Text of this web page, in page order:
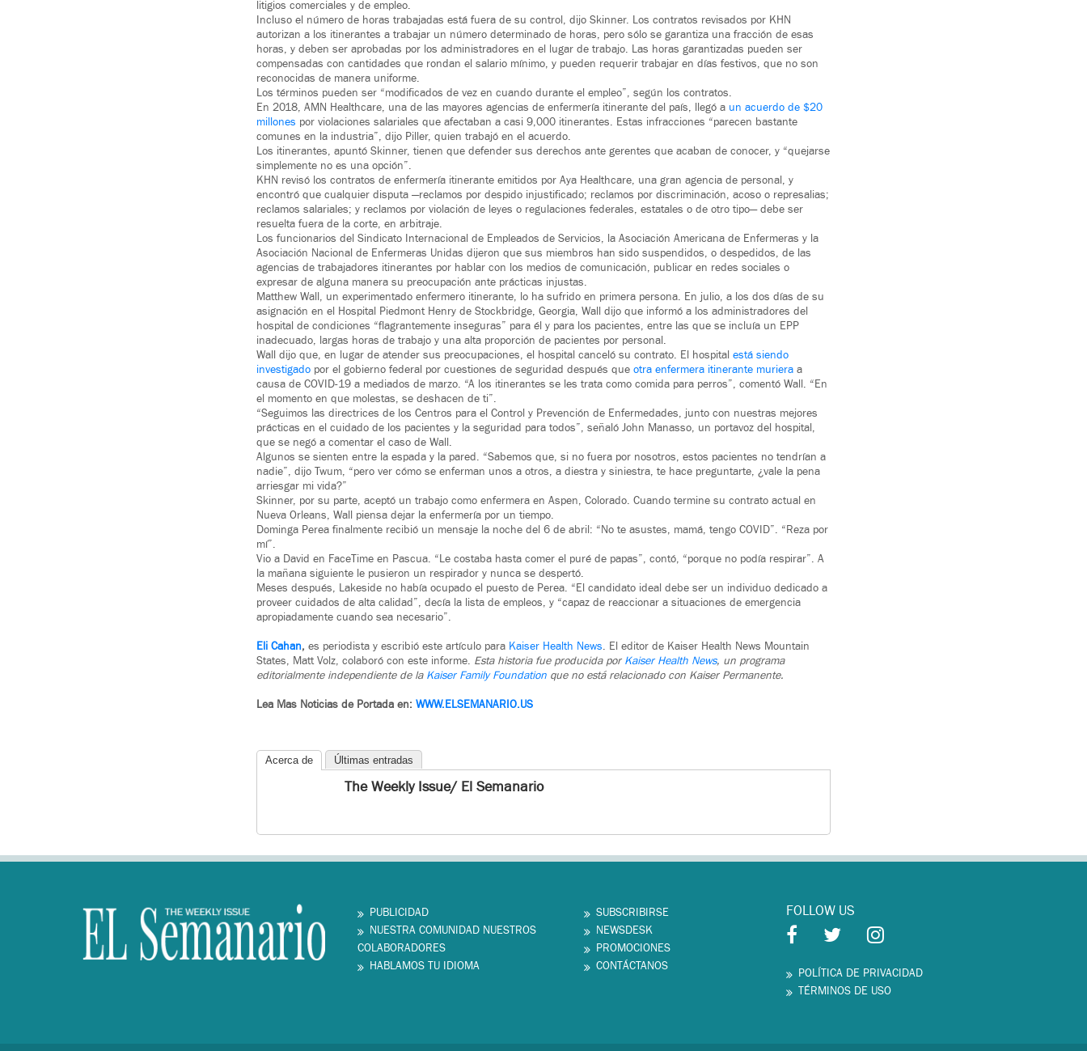
litigios comerciales y de empleo.
Incluso el número de horas trabajadas está fuera de su control, dijo Skinner. Los contratos revisados por KHN
autorizan a los itinerantes a trabajar un número determinado de horas, pero sólo se garantiza una fracción de esas
horas, y deben ser aprobadas por los administradores en el lugar de trabajo. Las horas garantizadas pueden ser
compensadas con cantidades que rondan el salario mínimo, y pueden requerir trabajar en días festivos, que no son
reconocidas de manera uniforme.
Los términos pueden ser “modificados de vez en cuando durante el empleo”, según los contratos.
En 2018, AMN Healthcare, una de las mayores agencias de enfermería itinerante del país, llegó a un acuerdo de $20
millones por violaciones salariales que afectaban a casi 9,000 itinerantes. Estas infracciones “parecen bastante
comunes en la industria”, dijo Piller, quien trabajó en el acuerdo.
Los itinerantes, apuntó Skinner, tienen que defender sus derechos ante gerentes que acaban de conocer, y “quejarse
simplemente no es una opción”.
KHN revisó los contratos de enfermería itinerante emitidos por Aya Healthcare, una gran agencia de personal, y
encontró que cualquier disputa —reclamos por despido injustificado; reclamos por discriminación, acoso o represalias;
reclamos salariales; y reclamos por violación de leyes o regulaciones federales, estatales o de otro tipo— debe ser
resuelta fuera de la corte, en arbitraje.
Los funcionarios del Sindicato Internacional de Empleados de Servicios, la Asociación Americana de Enfermeras y la
Asociación Nacional de Enfermeras Unidas dijeron que sus miembros han sido suspendidos, o despedidos, de las
agencias de trabajadores itinerantes por hablar con los medios de comunicación, publicar en redes sociales o
expresar de alguna manera su preocupación ante prácticas injustas.
Matthew Wall, un experimentado enfermero itinerante, lo ha sufrido en primera persona. En julio, a los dos días de su
asignación en el Hospital Piedmont Henry de Stockbridge, Georgia, Wall dijo que informó a los administradores del
hospital de condiciones “flagrantemente inseguras” para él y para los pacientes, entre las que se incluía un EPP
inadecuado, largas horas de trabajo y una alta proporción de pacientes por personal.
Wall dijo que, en lugar de atender sus preocupaciones, el hospital canceló su contrato. El hospital está siendo
investigado por el gobierno federal por cuestiones de seguridad después que otra enfermera itinerante muriera a
causa de COVID-19 a mediados de marzo. “A los itinerantes se les trata como comida para perros”, comentó Wall. “En
el momento en que molestas, se deshacen de ti”.
“Seguimos las directrices de los Centros para el Control y Prevención de Enfermedades, junto con nuestras mejores
prácticas en el cuidado de los pacientes y la seguridad para todos”, señaló John Manasso, un portavoz del hospital,
que se negó a comentar el caso de Wall.
Algunos se sienten entre la espada y la pared. “Sabemos que, si no fuera por nosotros, estos pacientes no tendrían a
nadie”, dijo Twum, “pero ver cómo se enferman unos a otros, a diestra y siniestra, te hace preguntarte, ¿vale la pena
arriesgar mi vida?”
Skinner, por su parte, aceptó un trabajo como enfermera en Aspen, Colorado. Cuando termine su contrato actual en
Nueva Orleans, Wall piensa dejar la enfermería por un tiempo.
Dominga Perea finalmente recibió un mensaje la noche del 6 de abril: “No te asustes, mamá, tengo COVID”. “Reza por
mí”.
Vio a David en FaceTime en Pascua. “Le costaba hasta comer el puré de papas”, contó, “porque no podía respirar”. A
la mañana siguiente le pusieron un respirador y nunca se despertó.
Meses después, Lakeside no había ocupado el puesto de Perea. “El candidato ideal debe ser un individuo dedicado a
proveer cuidados de alta calidad”, decía la lista de empleos, y “capaz de reaccionar a situaciones de emergencia
apropiadamente cuando sea necesario”.
Eli Cahan, es periodista y escribió este artículo para Kaiser Health News. El editor de Kaiser Health News Mountain
States, Matt Volz, colaboró con este informe. Esta historia fue producida por Kaiser Health News, un programa
editorialmente independiente de la Kaiser Family Foundation que no está relacionado con Kaiser Permanente.
Lea Mas Noticias de Portada en: WWW.ELSEMANARIO.US
Acerca de Últimas entradas
The Weekly Issue/ El Semanario
PUBLICIDAD
NUESTRA COMUNIDAD NUESTROS
COLABORADORES
HABLAMOS TU IDIOMA
SUBSCRIBIRSE
NEWSDESK
PROMOCIONES
CONTÁCTANOS
FOLLOW US
POLÍTICA DE PRIVACIDAD
TÉRMINOS DE USO